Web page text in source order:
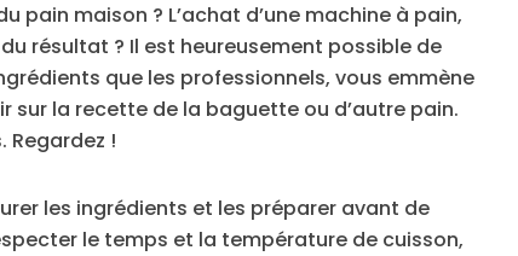
pain maison ? L’achat d’une machine à pain,
résultat ? Il est heureusement possible de
que les professionnels, vous emmène
la recette de la baguette ou d’autre pain.
Regardez !
les ingrédients et les préparer avant de
le temps et la température de cuisson,